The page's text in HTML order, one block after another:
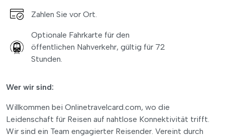
Zahlen Sie vor Ort.
Optionale Fahrkarte für den
öffentlichen Nahverkehr, gültig für 72
Stunden.
Wer wir sind:
Willkommen bei Onlinetravelcard.com, wo die
Leidenschaft für Reisen auf nahtlose Konnektivität trifft.
Wir sind ein Team engagierter Reisender. Vereint durch